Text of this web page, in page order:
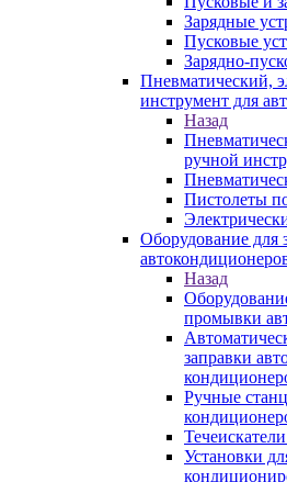
Зарядные
Пусковые
Зарядно-
Пневматический,
инструмент для
Назад
ручной
Пистолеты
Оборудование для
Назад
промывки
заправки
Ручные
Установки